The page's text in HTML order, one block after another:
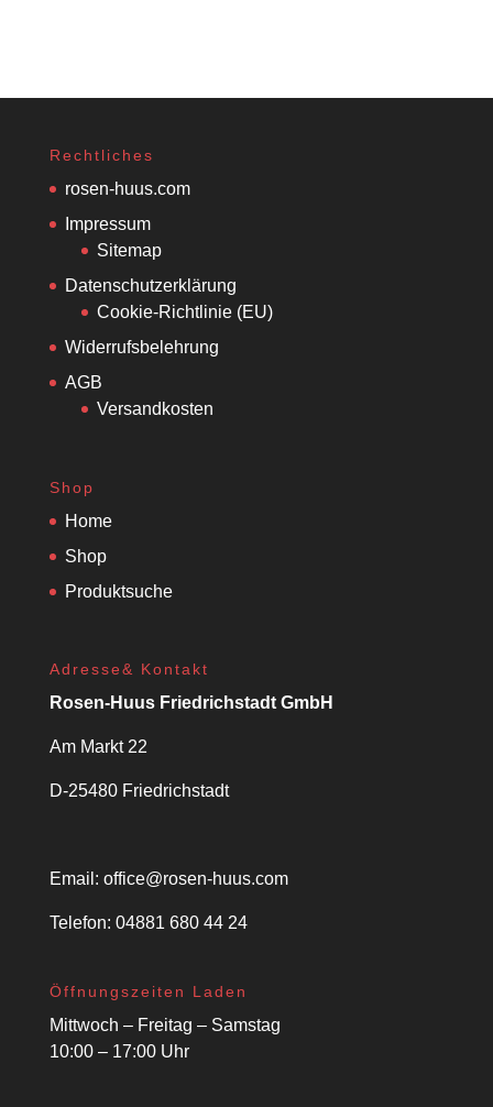
Rechtliches
rosen-huus.com
Impressum
Sitemap
Datenschutzerklärung
Cookie-Richtlinie (EU)
Widerrufsbelehrung
AGB
Versandkosten
Shop
Home
Shop
Produktsuche
Adresse& Kontakt
Rosen-Huus Friedrichstadt GmbH
Am Markt 22
D-25480 Friedrichstadt
Email: office@rosen-huus.com
Telefon: 04881 680 44 24
Öffnungszeiten Laden
Mittwoch – Freitag – Samstag
10:00 – 17:00 Uhr